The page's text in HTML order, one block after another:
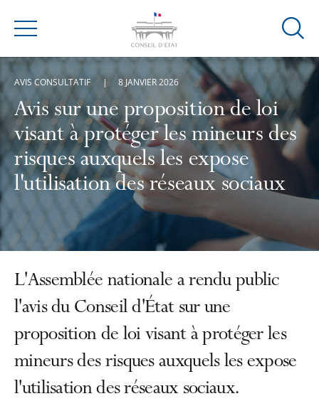
Menu
Ouvrir
de
Avis sur une proposition de loi
visant à protéger les mineurs des
risques auxquels les expose
l'utilisation des réseaux sociaux
AVIS CONSULTATIF 8 JANVIER 2026
L'Assemblée nationale a rendu public
l'avis du Conseil d'État sur une
proposition de loi visant à protéger les
mineurs des risques auxquels les expose
l'utilisation des réseaux sociaux.